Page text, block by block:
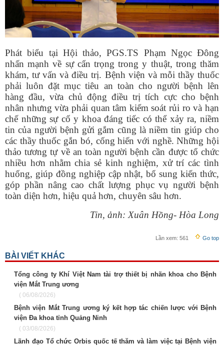
Phát biểu tại Hội thảo, PGS.TS Phạm Ngọc Đông
nhấn mạnh về sự cẩn trọng trong y thuật, trong thăm
khám, tư vấn và điều trị. Bệnh viện và mỗi thầy thuốc
phải luôn đặt mục tiêu an toàn cho người bệnh lên
hàng đầu, vừa chủ động điều trị tích cực cho bệnh
nhân nhưng vừa phải quan tâm kiểm soát rủi ro và hạn
chế những sự cố y khoa đáng tiếc có thể xảy ra, niềm
tin của người bệnh gửi gắm cũng là niềm tin giúp cho
các thầy thuốc gắn bó, cống hiến với nghề. Những hội
thảo tương tự về an toàn người bệnh cần được tổ chức
nhiều hơn nhằm chia sẻ kinh nghiệm, xử trí các tình
huống, giúp đồng nghiệp cập nhật, bổ sung kiến thức,
góp phần nâng cao chất lượng phục vụ người bệnh
toàn diện hơn, hiệu quả hơn, chuyên sâu hơn.
Tin, ảnh: Xuân Hồng- Hòa Long
Lần xem: 561 Go top
BÀI VIẾT KHÁC
Tổng công ty Khí Việt Nam tài trợ thiết bị nhãn khoa cho Bệnh
viện Mắt Trung ương
( 06/08/2026)
Bệnh viện Mắt Trung ương ký kết hợp tác chiến lược với Bệnh
viện Đa khoa tỉnh Quảng Ninh
( 03/08/2026)
Lãnh đạo Tổ chức Orbis quốc tế thăm và làm việc tại Bệnh viện